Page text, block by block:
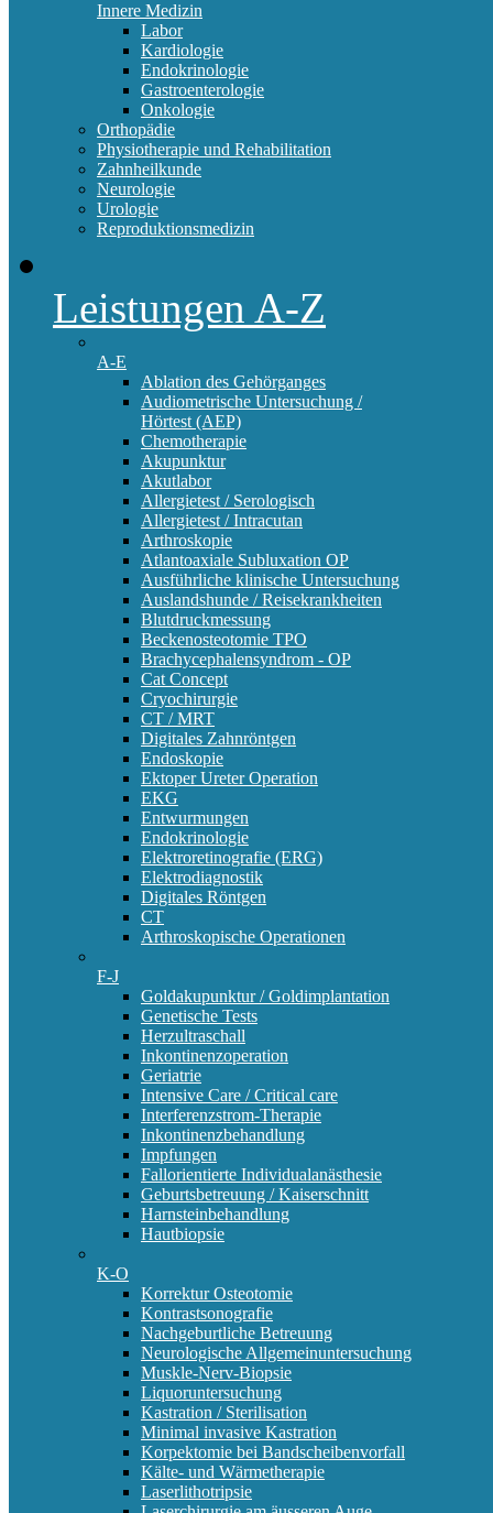
Innere Medizin
Labor
Kardiologie
Endokrinologie
Gastroenterologie
Onkologie
Orthopädie
Physiotherapie und Rehabilitation
Zahnheilkunde
Neurologie
Urologie
Reproduktionsmedizin
Leistungen A-Z
A-E
Ablation des Gehörganges
Audiometrische Untersuchung /
Hörtest (AEP)
Chemotherapie
Akupunktur
Akutlabor
Allergietest / Serologisch
Allergietest / Intracutan
Arthroskopie
Atlantoaxiale Subluxation OP
Ausführliche klinische Untersuchung
Auslandshunde / Reisekrankheiten
Blutdruckmessung
Beckenosteotomie TPO
Brachycephalensyndrom - OP
Cat Concept
Cryochirurgie
CT / MRT
Digitales Zahnröntgen
Endoskopie
Ektoper Ureter Operation
EKG
Entwurmungen
Endokrinologie
Elektroretinografie (ERG)
Elektrodiagnostik
Digitales Röntgen
CT
Arthroskopische Operationen
F-J
Goldakupunktur / Goldimplantation
Genetische Tests
Herzultraschall
Inkontinenzoperation
Geriatrie
Intensive Care / Critical care
Interferenzstrom-Therapie
Inkontinenzbehandlung
Impfungen
Fallorientierte Individualanästhesie
Geburtsbetreuung / Kaiserschnitt
Harnsteinbehandlung
Hautbiopsie
K-O
Korrektur Osteotomie
Kontrastsonografie
Nachgeburtliche Betreuung
Neurologische Allgemeinuntersuchung
Muskle-Nerv-Biopsie
Liquoruntersuchung
Kastration / Sterilisation
Minimal invasive Kastration
Korpektomie bei Bandscheibenvorfall
Kälte- und Wärmetherapie
Laserlithotripsie